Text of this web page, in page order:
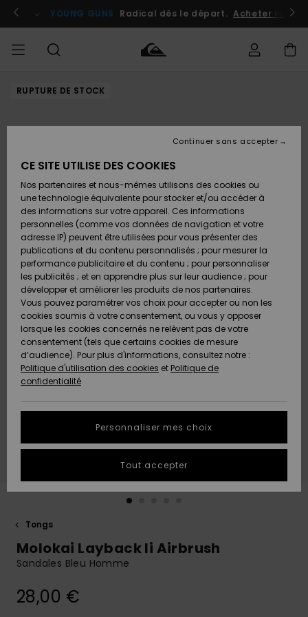
l'information
le
Se connecter / s'inscrire
YOUNG GUNS Radical dès le départ. Acheter
HOMME Vêtements
Chaussures
& Tongs
Surf
Snow
Nouveautés
A
Découvrir
Vêtements
Chaussures
& Tongs
Surf
Snow
Nouveautés
A
Découvrir
FEMME
Shop
A
Découvrir
Snow
SURF
Surf
Surf
Shop
Enfant
Highlights
Communauté
SNOW
Snow
Snow
Shop
Enfant
Snow
Shop
Femme
A
Découvrir
Communauté
OUTLET
Outlet
Enfant
Outlet
Femme
AIDE &
CONTACT
Accéder à
Retours
Paiement
Carte
Cadeau
Quiksilver
Freedom
Protection
des
tailles
conversation
plus rapide
à votre
MAGASINS
QUIKSILVER
RUPTURE DE STOCK
Tongs
Molokai Layback Ii Airbrush
Sandales Bleu Homme
28,00 €
CE SITE UTILISE DES COOKIES
Nos partenaires et nous-mêmes utilisons des cookies ou
une technologie équivalente pour stocker et/ou accéder à
des informations sur votre appareil. Ces informations
personnelles (comme vos données de navigation et votre
adresse IP) peuvent être utilisées pour vous présenter des
publications et du contenu personnalisés ; pour mesurer la
performance publicitaire et du contenu ; pour personnaliser
les publicités ; et en apprendre plus sur leur audience ; pour
développer et améliorer les produits de nos partenaires.
Vous pouvez paramétrer vos choix pour accepter ou non les
cookies soumis à votre consentement, ou vous y opposer
lorsque les cookies concernés ne relèvent pas de votre
consentement (tels que certains cookies de mesure
d’audience). Pour plus d'informations, consultez notre :
Politique d'utilisation des cookies et Politique de
confidentialité
Personnaliser mes choix
Continuer sans accepter
Tout accepter